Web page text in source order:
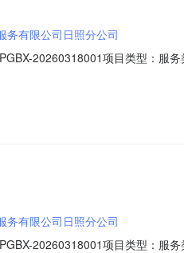
务有限公司日照分公司
20260318001项目类型：服
轨道衡拆除，与北侧适当位置新
务有限公司日照分公司
20260318001项目类型：服